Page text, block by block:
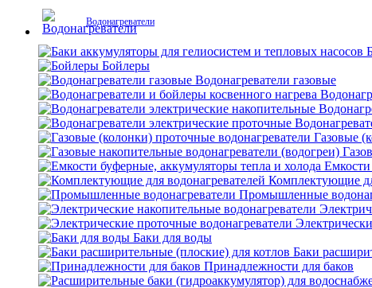
Водонагреватели
Бойлеры
Водонагреватели газовые
Газовые
Комплектующие
Промышленные
Баки для воды
Баки
Принадлежности для баков